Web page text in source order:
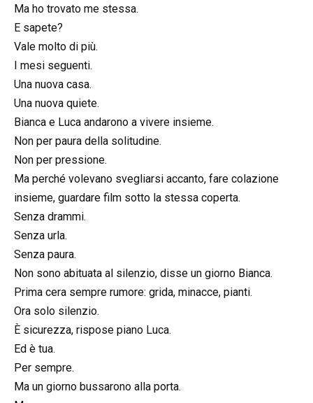
Ma ho trovato me stessa.
E sapete?
Vale molto di più.
I mesi seguenti.
Una nuova casa.
Una nuova quiete.
Bianca e Luca andarono a vivere insieme.
Non per paura della solitudine.
Non per pressione.
Ma perché volevano svegliarsi accanto, fare colazione
insieme, guardare film sotto la stessa coperta.
Senza drammi.
Senza urla.
Senza paura.
Non sono abituata al silenzio, disse un giorno Bianca.
Prima cera sempre rumore: grida, minacce, pianti.
Ora solo silenzio.
È sicurezza, rispose piano Luca.
Ed è tua.
Per sempre.
Ma un giorno bussarono alla porta.